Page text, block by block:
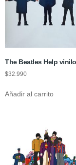
The Beatles Help
$32.990
Añadir al carrito